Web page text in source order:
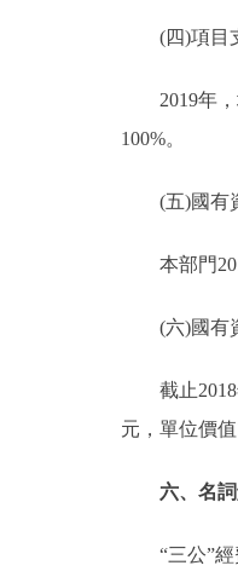
(四)項目支
2019年，
100%。
(五)國有資
本部門
(六)國有資
截止2018年
元，單位價
六、名
“三公”經費